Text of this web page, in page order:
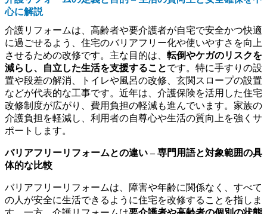
心に解説
介護リフォームは、高齢者や要介護者が自宅で安全かつ快適
に過ごせるよう、住宅のバリアフリー化や使いやすさを向上
させるための改修です。主な目的は、 転倒やケガのリスクを
減らし、自立した生活を支援することです。特に手すりの設
置や段差の解消、トイレや風呂の改修、玄関スロープの設置
などが代表的な工事です。近年は、介護保険を活用した住宅
改修制度が広がり、費用負担の軽減も進んでいます。家族の
介護負担を軽減し、利用者の自尊心や生活の質向上を強くサ
ポートします。
バリアフリーリフォームとの違い – 専門用語と対象範囲の具
体的な比較
バリアフリーリフォームは、障害や年齢に関係なく、すべて
の人が安全に生活できるように住宅を改修することを指しま